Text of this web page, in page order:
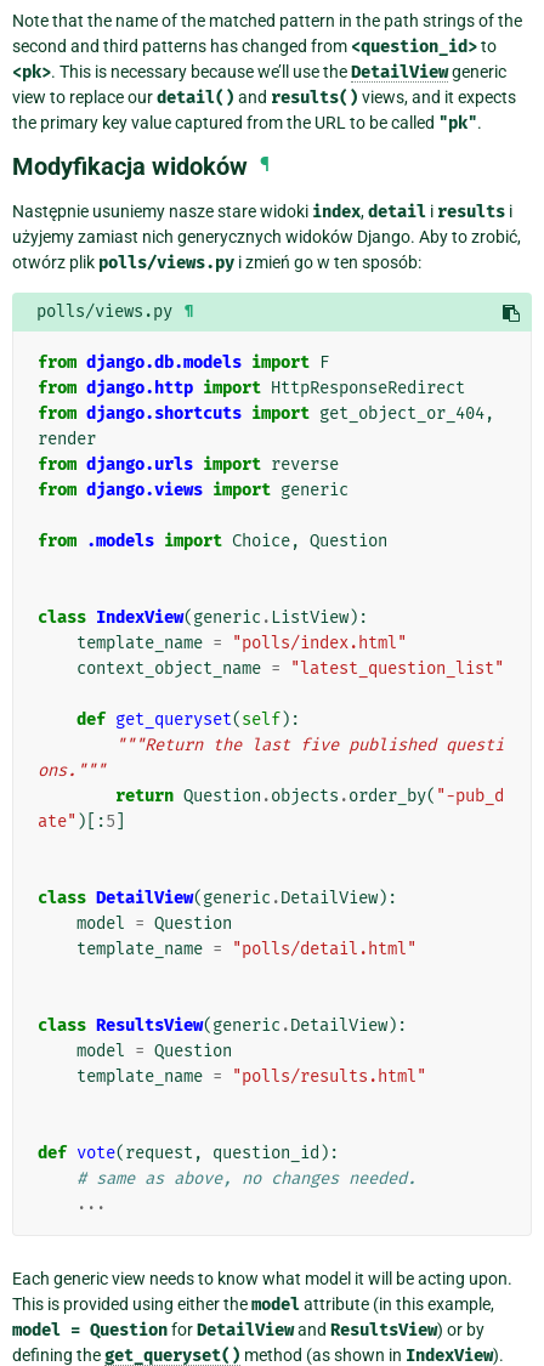
Note that the name of the matched pattern in the path strings of the
second and third patterns has changed from <question_id>to
<pk>. This is necessary because we’ll use theDetailViewgeneric
view to replace ourdetail() and results() views, and it expects
the primary key value captured from the URL to be called "pk".
Modyfikacja widoków ¶
Następnie usuniemy nasze stare widoki index,detail i results i
użyjemy zamiast nich generycznych widoków Django. Aby to zrobić,
otwórz plik polls/views.py i zmień go w ten sposób:
polls/views.py ¶
from django.db.models import F
from django.http import HttpResponseRedirect
from django.shortcuts import get_object_or_404,
render
from django.urls import reverse
from django.views import generic
from .models import Choice, Question
class IndexView(generic . ListView):
template_name =
"polls/index.html"
context_object_name = "latest_question_list"
def get_queryset(self):
"""Return the last five published questi
ons."""
return Question .objects .order_by( "-pub_d
ate" )[:5
class DetailView(generic .DetailView):
model = Question
template_name = "polls/detail.html"
class ResultsView(generic .DetailView):
model = Question
template_name = "polls/results.html"
def vote(request , question_id ):
# same as above, no changes needed.
...
Each generic view needs to know what model it will be acting upon.
This is provided using either themodelattribute (in this example,
model = QuestionforDetailViewand ResultsView) or by
defining theget_queryset() method (as shown in IndexView).